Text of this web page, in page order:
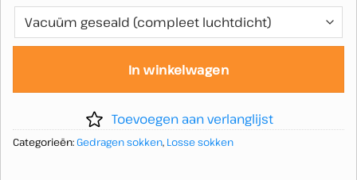
In winkelwagen
Toevoegen aan verlanglijst
Categorieën:Gedragen sokken, Losse sokken